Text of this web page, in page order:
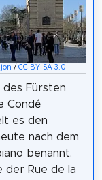
/ CC BY-SA 3.0
Fürsten
Condé
es den
nach dem
benannt.
der Rue de la